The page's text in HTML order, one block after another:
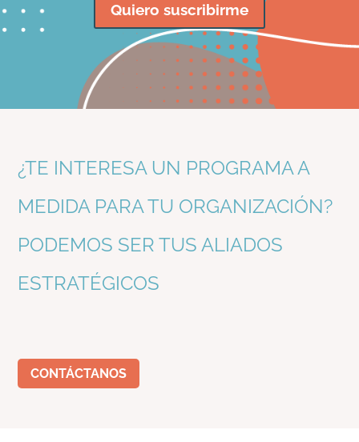
Quiero suscribirme
¿TE INTERESA UN PROGRAMA A
MEDIDA PARA TU ORGANIZACIÓN?
PODEMOS SER TUS ALIADOS
ESTRATÉGICOS
CONTÁCTANOS